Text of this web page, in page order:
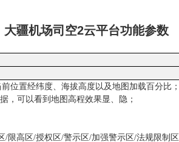
大疆机场司空2云平台功能参数
位置经纬度、海拔高度以及地图加载百分比；
，可以看到地图高程效果显、隐；
限高区/授权区/警示区/加强警示区/法规限制区